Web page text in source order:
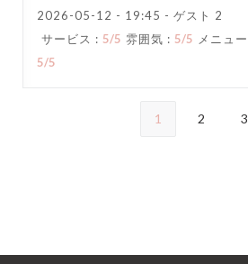
2026-05-12 - 19:45 - ゲスト 2
サービス : 5/5 雰囲気 : 5/5 メニュー
5/5
1 2 3